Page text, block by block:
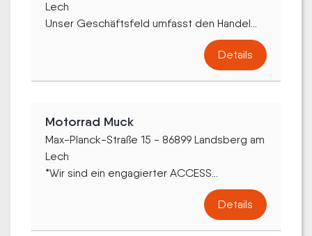
Lech
Unser Geschäftsfeld umfasst den Handel...
Details
Motorrad Muck
Max-Planck-Straße 15 - 86899 Landsberg am
Lech
*Wir sind ein engagierter ACCESS...
Details